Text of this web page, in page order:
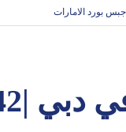
بورد الامارات